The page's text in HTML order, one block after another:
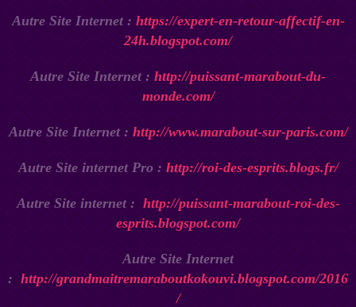
Autre Site Internet : https://expert-en-retour-affectif-en-
24h.blogspot.com/
Autre Site Internet : http://puissant-marabout-du-
monde.com/
Autre Site Internet : http://www.marabout-sur-paris.com/
Autre Site internet Pro : http://roi-des-esprits.blogs.fr/
Autre Site internet : http://puissant-marabout-roi-des-
esprits.blogspot.com/
Autre Site Internet
: http://grandmaitremaraboutkokouvi.blogspot.com/2016
/